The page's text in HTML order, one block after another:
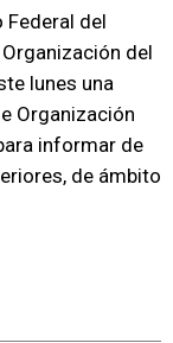
del
del
lunes una
Organización
informar de
de ámbito